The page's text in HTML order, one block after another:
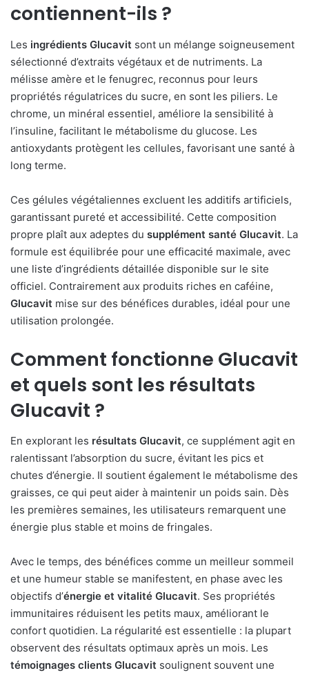
contiennent-ils ?
Les ingrédients Glucavit sont un mélange soigneusement
sélectionné d’extraits végétaux et de nutriments. La
mélisse amère et le fenugrec, reconnus pour leurs
propriétés régulatrices du sucre, en sont les piliers. Le
chrome, un minéral essentiel, améliore la sensibilité à
l’insuline, facilitant le métabolisme du glucose. Les
antioxydants protègent les cellules, favorisant une santé à
long terme.
Ces gélules végétaliennes excluent les additifs artificiels,
garantissant pureté et accessibilité. Cette composition
propre plaît aux adeptes du supplément santé Glucavit. La
formule est équilibrée pour une efficacité maximale, avec
une liste d’ingrédients détaillée disponible sur le site
officiel. Contrairement aux produits riches en caféine,
Glucavit mise sur des bénéfices durables, idéal pour une
utilisation prolongée.
Comment fonctionne Glucavit
et quels sont les résultats
Glucavit ?
En explorant les résultats Glucavit, ce supplément agit en
ralentissant l’absorption du sucre, évitant les pics et
chutes d’énergie. Il soutient également le métabolisme des
graisses, ce qui peut aider à maintenir un poids sain. Dès
les premières semaines, les utilisateurs remarquent une
énergie plus stable et moins de fringales.
Avec le temps, des bénéfices comme un meilleur sommeil
et une humeur stable se manifestent, en phase avec les
objectifs d’énergie et vitalité Glucavit. Ses propriétés
immunitaires réduisent les petits maux, améliorant le
confort quotidien. La régularité est essentielle : la plupart
observent des résultats optimaux après un mois. Les
témoignages clients Glucavit soulignent souvent une